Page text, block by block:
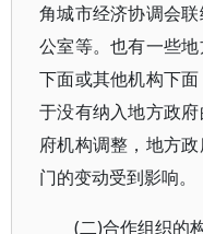
角城市经济协调会
公室等。也有一些
下面或其他机构下
于没有纳入地方政
府机构调整，地方
门的变动受到影响。
(二)合作组织的